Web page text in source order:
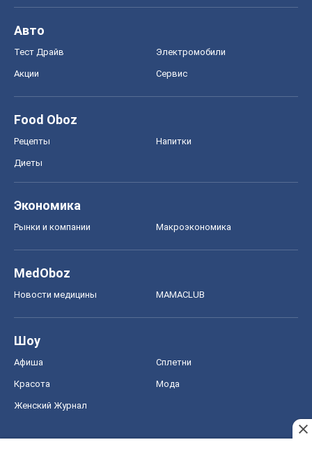
Авто
Тест Драйв Электромобили
Акции Сервис
Food Oboz
Рецепты Напитки
Диеты
Экономика
Рынки и компании Mакроэкономика
MedOboz
Новости медицины MAMACLUB
Шоу
Афиша Сплетни
Красота Мода
Женский Журнал